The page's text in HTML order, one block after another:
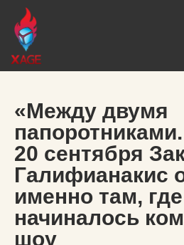
«Между двумя
20 сентября
Галифианакис
именно там,
начиналось
шоу